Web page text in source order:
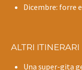
Dicembre: forre
ALTRI ITINERARI
Una super-gita